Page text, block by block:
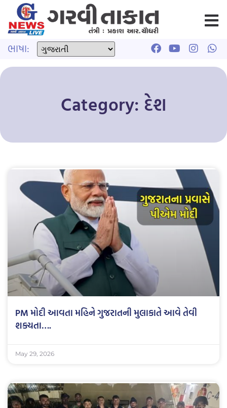
ભાષા:
Category: દેશ
PM મોદી આવતા મહિને ગુજરાતની મુલાકાતે આવે તેવી
શક્યતા….
May 29, 2026